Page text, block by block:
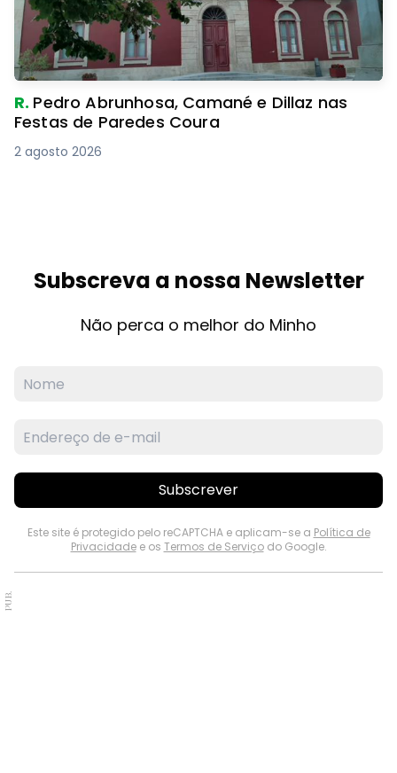
R. Pedro Abrunhosa, Camané e Dillaz nas
Festas de Paredes Coura
2 agosto 2026
Subscreva a nossa Newsletter
Não perca o melhor do Minho
Subscrever
Este site é protegido pelo reCAPTCHA e aplicam-se a Política de
Privacidadee os Termos de Serviçodo Google.
PUB.